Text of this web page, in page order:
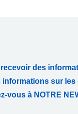
des
sur les
vous à NOTRE